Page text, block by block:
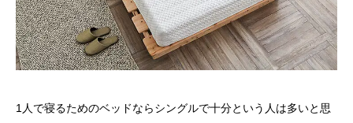
1人で寝るためのベッドならシングルで十分という人は多いと思